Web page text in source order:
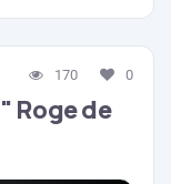
170 0
Roge de